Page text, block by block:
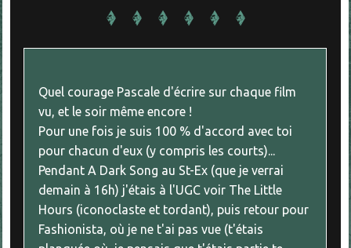
Quel courage Pascale d'écrire sur chaque film
vu, et le soir même encore !
Pour une fois je suis 100 % d'accord avec toi
pour chacun d'eux (y compris les courts)...
Pendant A Dark Song au St-Ex (que je verrai
demain à 16h) j'étais à l'UGC voir The Little
Hours (iconoclaste et tordant), puis retour pour
Fashionista, où je ne t'ai pas vue (t'étais